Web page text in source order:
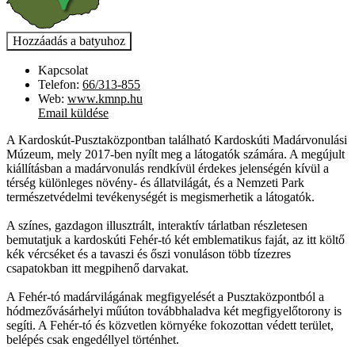
Kapcsolat
Telefon: 66/313-855
Web: www.kmnp.hu
Email küldése
A Kardoskút-Pusztaközpontban található Kardoskúti Madárvonulási
Múzeum, mely 2017-ben nyílt meg a látogatók számára. A megújult
kiállításban a madárvonulás rendkívül érdekes jelenségén kívül a
térség különleges növény- és állatvilágát, és a Nemzeti Park
természetvédelmi tevékenységét is megismerhetik a látogatók.
A színes, gazdagon illusztrált, interaktív tárlatban részletesen
bemutatjuk a kardoskúti Fehér-tó két emblematikus faját, az itt költő
kék vércséket és a tavaszi és őszi vonuláson több tízezres
csapatokban itt megpihenő darvakat.
A Fehér-tó madárvilágának megfigyelését a Pusztaközpontból a
hódmezővásárhelyi műúton továbbhaladva két megfigyelőtorony is
segíti. A Fehér-tó és közvetlen környéke fokozottan védett terület,
belépés csak engedéllyel történhet.